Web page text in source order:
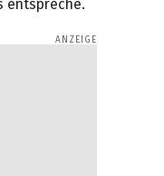
entspreche.